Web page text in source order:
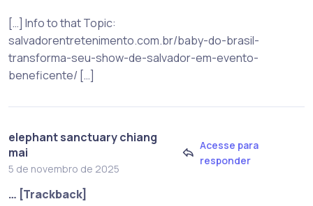
[…] Info to that Topic:
salvadorentretenimento.com.br/baby-do-brasil-
transforma-seu-show-de-salvador-em-evento-
beneficente/ […]
elephant sanctuary chiang
mai
5 de novembro de 2025
Acesse para
responder
… [Trackback]